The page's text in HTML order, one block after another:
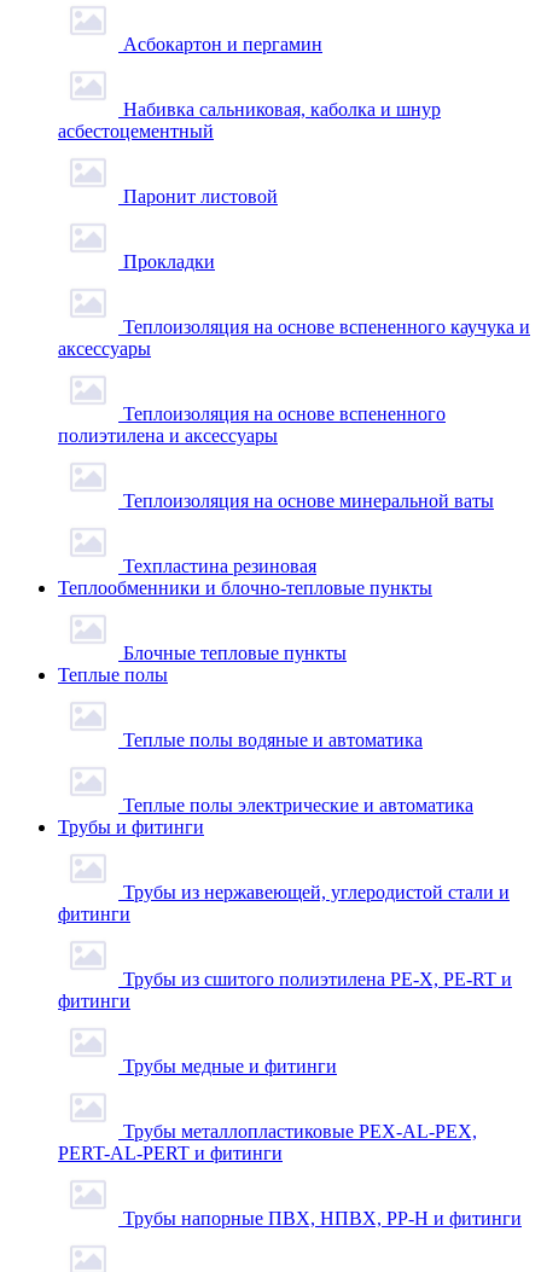
Асбокартон и пергамин
Набивка сальниковая, каболка и шнур
асбестоцементный
Паронит листовой
Прокладки
Теплоизоляция на основе вспененного каучука и
аксессуары
Теплоизоляция на основе вспененного
полиэтилена и аксессуары
Теплоизоляция на основе минеральной ваты
Техпластина резиновая
Теплообменники и блочно-тепловые пункты
Блочные тепловые пункты
Теплые полы
Теплые полы водяные и автоматика
Теплые полы электрические и автоматика
Трубы и фитинги
Трубы из нержавеющей, углеродистой стали и
фитинги
Трубы из сшитого полиэтилена PE-X, PE-RT и
фитинги
Трубы медные и фитинги
Трубы металлопластиковые PEX-AL-PEX,
PERT-AL-PERT и фитинги
Трубы напорные ПВХ, НПВХ, PP-H и фитинги